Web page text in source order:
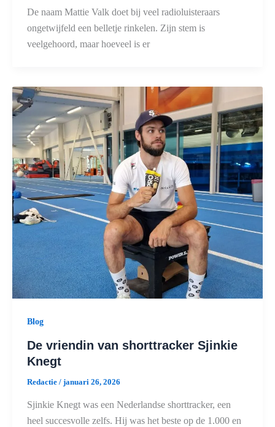
De naam Mattie Valk doet bij veel radioluisteraars
ongetwijfeld een belletje rinkelen. Zijn stem is
veelgehoord, maar hoeveel is er
Blog
De vriendin van shorttracker Sjinkie
Knegt
Redactie / januari 26, 2026
Sjinkie Knegt was een Nederlandse shorttracker, een
heel succesvolle zelfs. Hij was het beste op de 1.000 en